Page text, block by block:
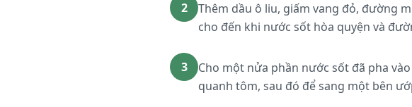
2
Thêm dầu ô liu, giấm vang đỏ, đường
cho đến khi nước sốt hòa quyện và
3
Cho một nửa phần nước sốt đã pha
quanh tôm, sau đó để sang một bên